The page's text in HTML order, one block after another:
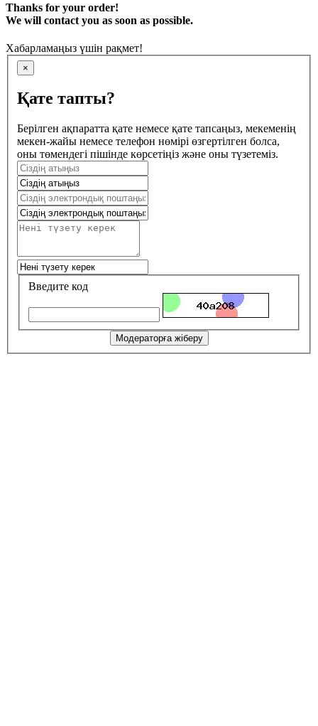
Thanks for your order!
We will contact you as soon as possible.
Хабарламаңыз үшін рақмет!
×
Қате тапты?
Берілген ақпаратта қате немесе қате тапсаңыз, мекеменің
мекен-жайы немесе телефон нөмірі өзгертілген болса,
оны төмендегі пішінде көрсетіңіз және оны түзетеміз.
Введите код
Модераторға жіберу